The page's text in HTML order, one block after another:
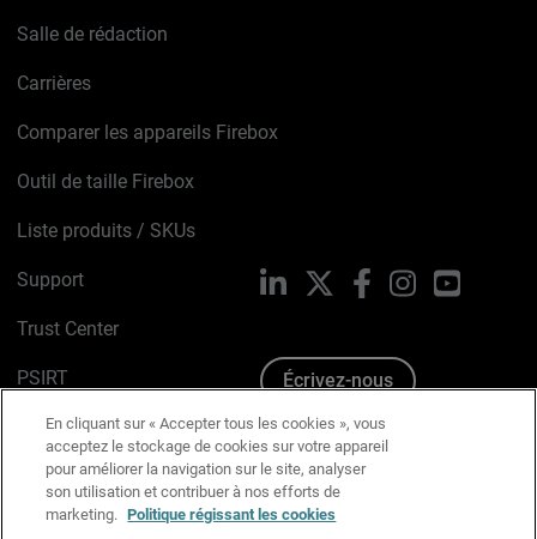
Salle de rédaction
Carrières
Comparer les appareils Firebox
Outil de taille Firebox
Liste produits / SKUs
Support
Trust Center
PSIRT
Avis sur les cookies
Politique de confidentialité
Charte Graphique
LinkedIn FacebookInstagramYouTube
Écrivez-nous
En cliquant sur « Accepter tous les cookies », vous
acceptez le stockage de cookies sur votre appareil
pour améliorer la navigation sur le site, analyser
son utilisation et contribuer à nos efforts de
marketing. Politique régissant les cookies